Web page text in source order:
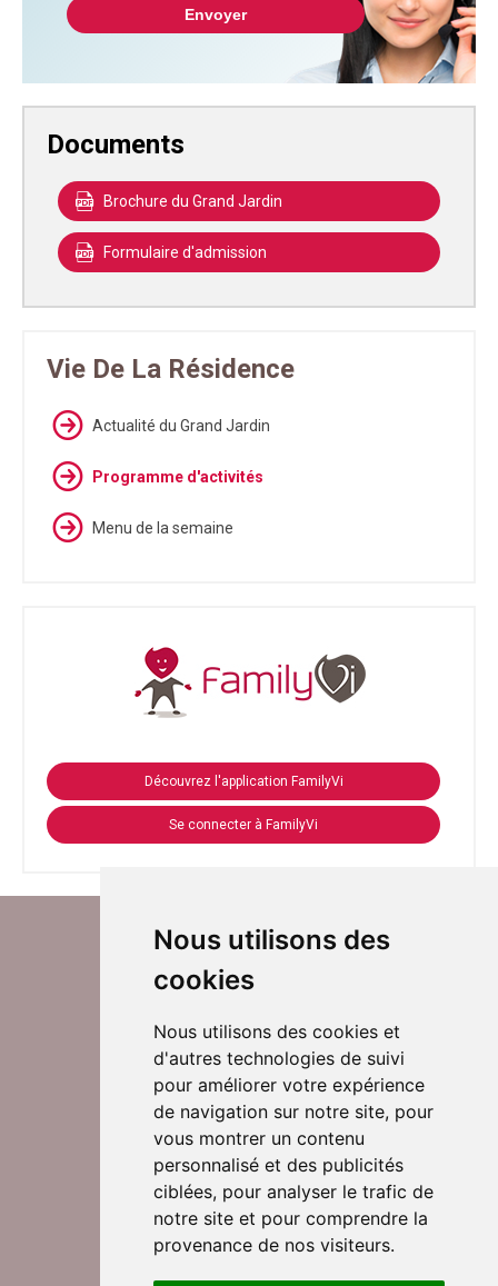
Nous utilisons des
cookies
Nous utilisons des cookies et
d'autres technologies de suivi
pour améliorer votre expérience
de navigation sur notre site, pour
vous montrer un contenu
personnalisé et des publicités
ciblées, pour analyser le trafic de
notre site et pour comprendre la
provenance de nos visiteurs.
Documents
Brochure du Grand Jardin
Formulaire d'admission
Vie De La Résidence
Actualité du Grand Jardin
Programme d'activités
Menu de la semaine
Découvrez l'application FamilyVi
Se connecter à FamilyVi
Suivez-nous sur Twitter
Rejoignez nos équipes
Nous contacter